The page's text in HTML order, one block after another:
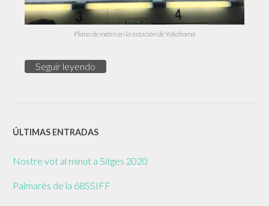
Plano de metro en la estación de Yokohama
Seguir leyendo
ÚLTIMAS ENTRADAS
Nostre vot al minut a Sitges 2020
Palmarés de la 68SSIFF